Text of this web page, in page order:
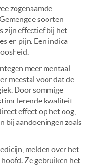
zogenaamde
soorten
zijn effectief bij het
en pijn. Een indica
meer mentaal
meestal voor dat de
Door sommige
kwaliteit
effect op het oog,
bij aandoeningen zoals
melden over het
Ze gebruiken het